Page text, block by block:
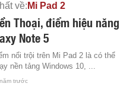
về: Mi Pad 2
Thoại, điểm hiệu năng
Note 5
nổi trội trên Mi Pad 2 là có thể
nền tảng Windows 10, ...
trước